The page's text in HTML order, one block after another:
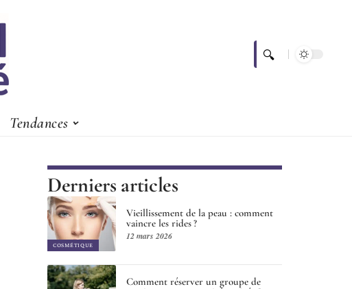
Tendances
Derniers articles
COSMÉTIQUE
Vieillissement de la peau : comment
vaincre les rides ?
12 mars 2026
Comment réserver un groupe de